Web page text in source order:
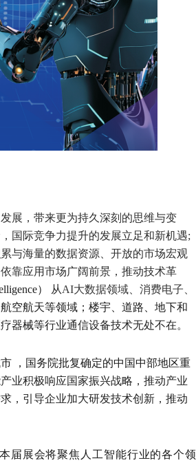
展，带来更为持久深刻的思维与变
国际竞争力提升的发展立足和新机遇;
与海量的数据资源、开放的市场宏观
靠应用市场广阔前景，推动技术革
） 从AI大数据领域、消费电子、
航空航天等领域 ； 楼宇、道路、地下和
器械等行业通信设备技术无处不在。
，国务院批复确定的中国中部地区重
业积极响应国家振兴战略，推动产业
，引导企业加大研发技术创新，推动
届展会将聚焦 人工智能行业的各个领